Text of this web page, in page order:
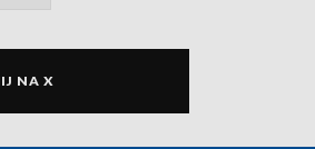
NA X